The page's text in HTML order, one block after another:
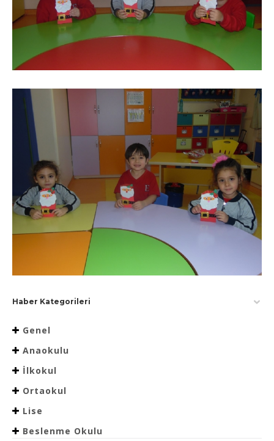
Haber Kategorileri
Genel
Anaokulu
İlkokul
Ortaokul
Lise
Beslenme Okulu